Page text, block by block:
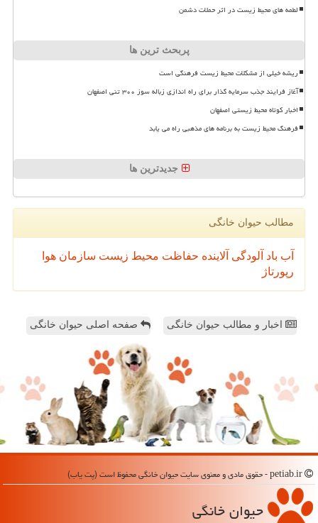
لطمه های محیط زیست در اثر حملات دشمن
پربحث ترین ها
ریشه خیلی از مشکلات محیط زیست فرهنگی است
آغاز فرایند جذب سرمایه گذار برای راه اندازی زباله سوز ۳۰۰ تنی اصفهان
اخبار کوتاه محیط زیستی اصفهان
فرهنگ محیط زیست به برنامه های مذهبی راه می یابد
جدیدترین ها
مطالب حیوان خانگی
آب باد آلودگی آلاینده حفاظت محیط زیست سازمان هوا
رپورتاژ
اخبار و مطالب حیوان خانگی صفحه اصلی حیوان خانگی
حیوان خانگی